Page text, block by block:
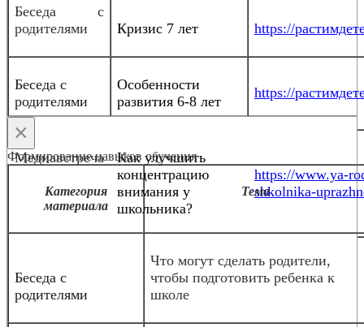
Беседа с
родителями
Кризис 7 лет https://
Беседа с
родителями
Особенности
развития 6-8 лет
https://
Медиавстреча
Как улучшить
концентрацию
внимания у
школьника?
https://www.ya-
shkolnika-
×
Формирование навыков обучения
Категория
материала
Тема
Беседа с
родителями
Что могут сделать родители,
чтобы подготовить ребенка к
школе